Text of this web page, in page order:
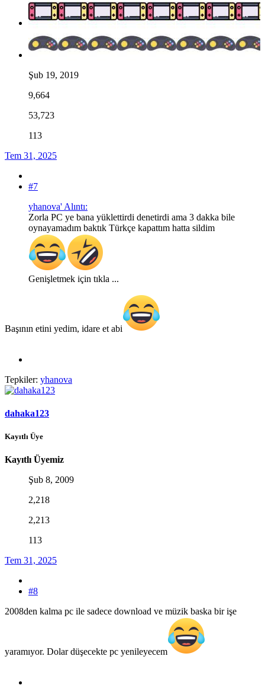
Şub 19, 2019
9,664
53,723
113
Tem 31, 2025
#7
yhanova' Alıntı:
Zorla PC ye bana yüklettirdi denetirdi ama 3 dakka bile
oynayamadım baktık Türkçe kapattım hatta sildim
Genişletmek için tıkla ...
Başının etini yedim, idare et abi
Tepkiler: yhanova
dahaka123
Kayıtlı Üye
Kayıtlı Üyemiz
Şub 8, 2009
2,218
2,213
113
Tem 31, 2025
#8
2008den kalma pc ile sadece download ve müzik baska bir işe
yaramıyor. Dolar düşecekte pc yenileyecem